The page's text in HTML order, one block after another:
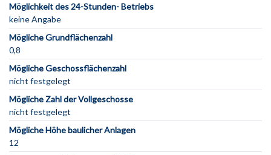
Möglichkeit des 24-Stunden- Betriebs
keine Angabe
Mögliche Grundflächenzahl
0,8
Mögliche Geschossflächenzahl
nicht festgelegt
Mögliche Zahl der Vollgeschosse
nicht festgelegt
Mögliche Höhe baulicher Anlagen
12